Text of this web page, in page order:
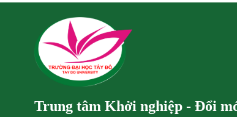
Trung tâm Khởi nghiệp - Đổi